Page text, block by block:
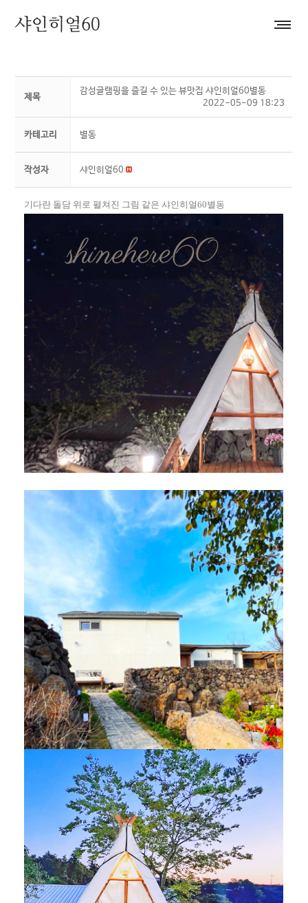
제목
감성글램핑을 즐길 수 있는 뷰맛집 샤인히얼60별동
2022-05-09 18:23
카테고리 별동
작성자 샤인히얼60
기다란 돌담 위로 펼쳐진 그림 같은 샤인히얼60별동